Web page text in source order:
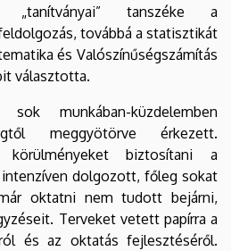
„tanítványai” tanszéke a
továbbá a statisztikát
és Valószínűségszámítás
választotta.
munkában-küzdelemben
meggyötörve érkezett.
körülményeket biztosítani a
dolgozott, főleg sokat
oktatni nem tudott bejárni,
Terveket vetett papírra a
és az oktatás fejlesztéséről.